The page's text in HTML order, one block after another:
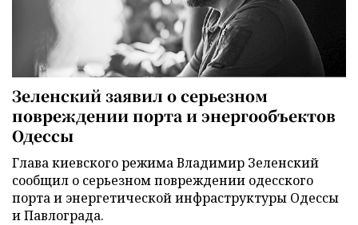
Зеленский заявил о серьезном
повреждении порта и энергообъектов
Одессы
Глава киевского режима Владимир Зеленский
сообщил о серьезном повреждении одесского
порта и энергетической инфраструктуры Одессы
и Павлограда.